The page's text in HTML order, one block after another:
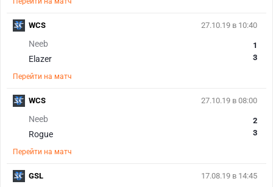
27.10.19 в 10:40
Neeb
Elazer
1
3
Перейти на матч
WCS
27.10.19 в 08:00
Neeb
Rogue
2
3
Перейти на матч
WCS
17.08.19 в 14:45
GSL